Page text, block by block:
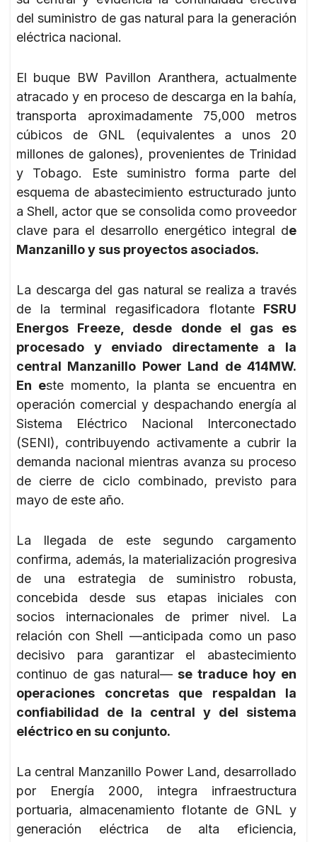
del suministro de gas natural para la generación
eléctrica nacional.
El buque BW Pavillon Aranthera, actualmente
atracado y en proceso de descarga en la bahía,
transporta aproximadamente 75,000 metros
cúbicos de GNL (equivalentes a unos 20
millones de galones), provenientes de Trinidad
y Tobago. Este suministro forma parte del
esquema de abastecimiento estructurado junto
a Shell, actor que se consolida como proveedor
clave para el desarrollo energético integral de
Manzanillo y sus proyectos asociados.
La descarga del gas natural se realiza a través
de la terminal regasificadora flotanteFSRU
Energos Freeze, desde donde el gas es
procesado y enviado directamente a la
central Manzanillo Power Land de 414MW.
En este momento, la planta se encuentra en
operación comercial y despachando energía al
Sistema Eléctrico Nacional Interconectado
(SENI), contribuyendo activamente a cubrir la
demanda nacional mientras avanza su proceso
de cierre de ciclo combinado, previsto para
mayo de este año.
La llegada de este segundo cargamento
confirma, además, la materialización progresiva
de una estrategia de suministro robusta,
concebida desde sus etapas iniciales con
socios internacionales de primer nivel. La
relación con Shell —anticipada como un paso
decisivo para garantizar el abastecimiento
continuo de gas natural— se traduce hoy en
operaciones concretas que respaldan la
confiabilidad de la central y del sistema
eléctrico en su conjunto.
La central Manzanillo Power Land, desarrollado
por Energía 2000, integra infraestructura
portuaria, almacenamiento flotante de GNL y
generación eléctrica de alta eficiencia,